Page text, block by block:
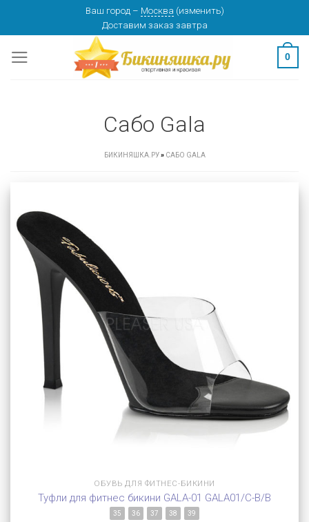
content
Ваш город – Москва (изменить)
Доставим заказ завтра
0
Сабо Gala
БИКИНЯШКА.РУ» САБО GALA
ОБУВЬ ДЛЯ ФИТНЕС-БИКИНИ
Туфли для фитнес бикини GALA-01 GALA01/C-B/B
35 36 37 38 39